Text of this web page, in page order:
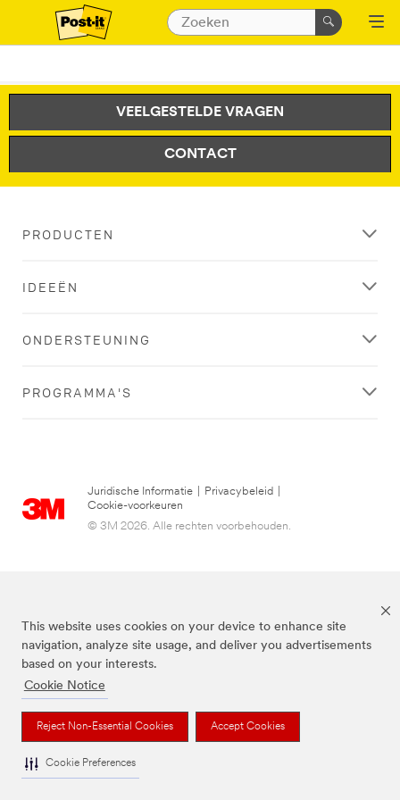
This website uses cookies on your device to enhance site
navigation, analyze site usage, and deliver you advertisements
based on your interests.
Cookie Notice
Reject Non-Essential Cookies Accept Cookies
Cookie Preferences
VEELGESTELDE VRAGEN
CONTACT
PRODUCTEN
IDEEËN
ONDERSTEUNING
PROGRAMMA'S
Juridische Informatie Privacybeleid
Cookie-voorkeuren
© 3M 2026. Alle rechten voorbehouden.
3M, Post-it® en de kleur Canary Yellow™ zijn handelsmerken van 3M.